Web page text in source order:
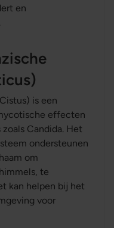
en
is een
effecten
Candida. Het
ondersteunen
om
te
kan helpen bij het
voor